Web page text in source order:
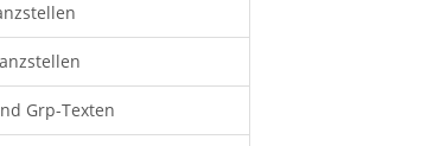
Grp-Texten